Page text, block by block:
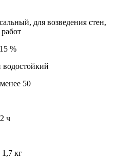
для возведения стен,
%
водостойкий
50
ч
кг